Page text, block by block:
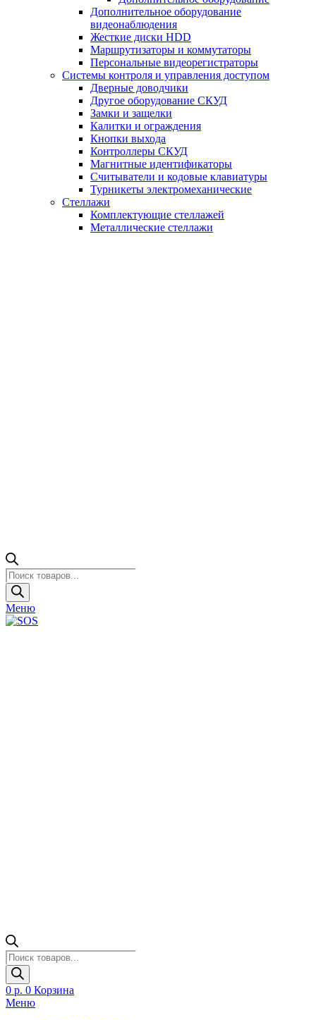
Дополнительное оборудование
видеонаблюдения
Жесткие диски HDD
Маршрутизаторы и коммутаторы
Персональные видеорегистраторы
Системы контроля и управления доступом
Дверные доводчики
Другое оборудование СКУД
Замки и защелки
Калитки и ограждения
Кнопки выхода
Контроллеры СКУД
Магнитные идентификаторы
Считыватели и кодовые клавиатуры
Турникеты электромеханические
Стеллажи
Комплектующие стеллажей
Металлические стеллажи
Поиск
товаров
Меню
Поиск
товаров
0 р. 0 Корзина
Меню